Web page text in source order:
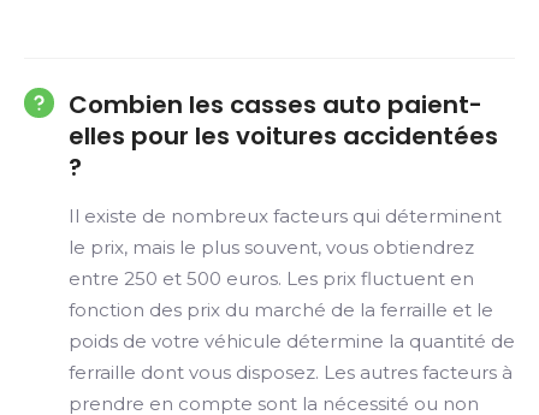
Combien les casses auto paient-
elles pour les voitures accidentées
?
Il existe de nombreux facteurs qui déterminent
le prix, mais le plus souvent, vous obtiendrez
entre 250 et 500 euros. Les prix fluctuent en
fonction des prix du marché de la ferraille et le
poids de votre véhicule détermine la quantité de
ferraille dont vous disposez. Les autres facteurs à
prendre en compte sont la nécessité ou non